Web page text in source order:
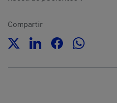
Compartir